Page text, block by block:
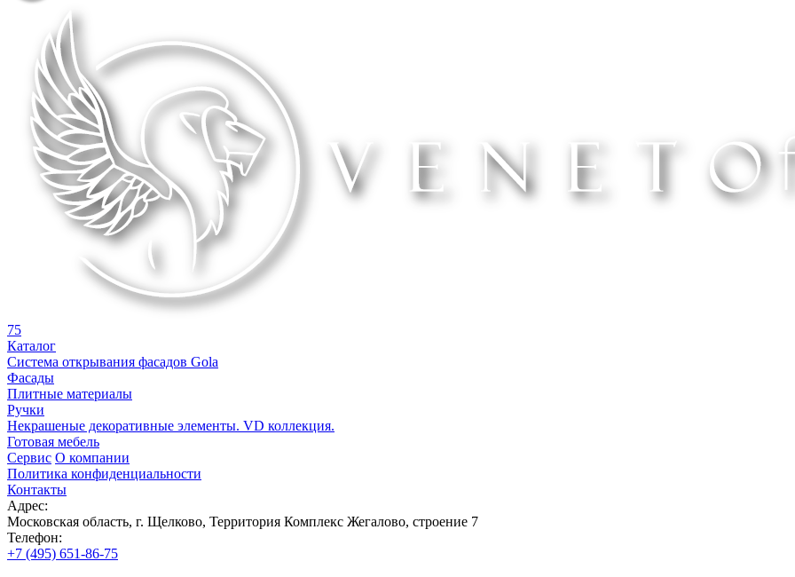
75
Каталог
Система открывания фасадов Gola
Фасады
Плитные материалы
Ручки
Некрашеные декоративные элементы. VD коллекция.
Готовая мебель
Сервис О компании
Политика конфиденциальности
Контакты
Адрес:
Московская область, г. Щелково, Территория Комплекс Жегалово, строение 7
Телефон:
+7 (495) 651-86-75